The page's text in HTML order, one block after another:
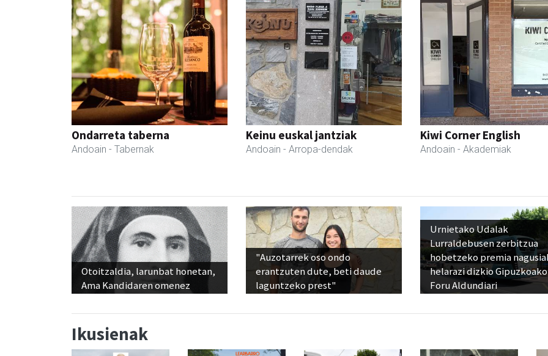
Ondarreta taberna
Andoain - Tabernak
Keinu euskal jantziak
Andoain - Arropa-dendak
Kiwi Corner English
Andoain - Akademiak
Otoitzaldia, larunbat honetan,
Ama Kandidaren omenez
"Auzotarrek oso ondo
erantzuten dute, beti daude
laguntzeko prest"
Urnietako Udalak
Lurraldebusen zerbitzua
hobetzeko premia
helarazi dizkio Gipuzkoako
Foru Aldundiari
Ikusienak